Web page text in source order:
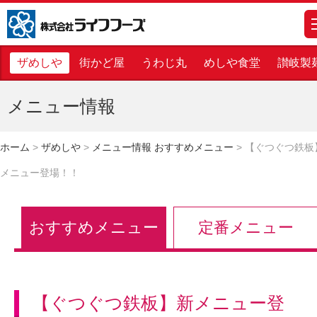
株式会社ライフフーズ
ザめしや 街かど屋 うわじ丸 めしや食堂 讃岐製
メニュー情報
ホーム > ザめしや > メニュー情報 おすすめメニュー > 【ぐつぐつ鉄
メニュー登場！！
おすすめメニュー 定番メニュー
【ぐつぐつ鉄板】新メニュー登